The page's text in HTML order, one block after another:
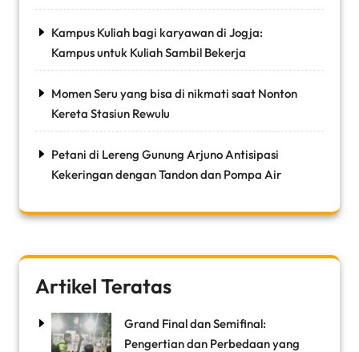
Kampus Kuliah bagi karyawan di Jogja:
Kampus untuk Kuliah Sambil Bekerja
Momen Seru yang bisa di nikmati saat Nonton
Kereta Stasiun Rewulu
Petani di Lereng Gunung Arjuno Antisipasi
Kekeringan dengan Tandon dan Pompa Air
Artikel Teratas
Grand Final dan Semifinal:
Pengertian dan Perbedaan yang